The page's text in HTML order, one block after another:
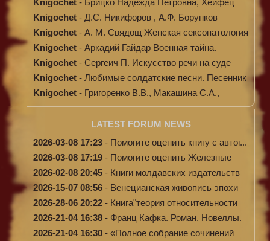
Аркадий ...
Knigochet - Д.С. Никифоров , А.Ф. Борунков
Дипломати...
Knigochet - А. М. Свядощ Женская сексопатология
Knigochet - Аркадий Гайдар Военная тайна.
Судьба бар...
Knigochet - Сергеич П. Искусство речи на суде
Knigochet - Любимые солдатские песни. Песенник
(с н...
Knigochet - Григоренко В.В., Макашина С.А.,
Машински...
LATEST FORUM NEWS
2026-03-08 17:23 - Помогите оценить книгу с автог...
2026-03-08 17:19 - Помогите оценить Железные
доро...
2026-02-08 20:45 - Книги молдавских издательств
2026-15-07 08:56 - Венецианская живопись эпохи
Во...
2026-28-06 20:22 - Книга"теория относительности
и...
2026-21-04 16:38 - Франц Кафка. Роман. Новеллы.
П...
2026-21-04 16:30 - «Полное собрание сочинений